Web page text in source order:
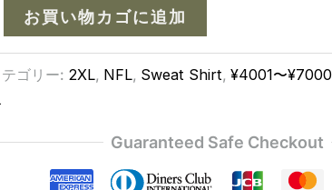
お買い物カゴに追加
テゴリー: 2XL, NFL, Sweat Shirt, ¥4001〜¥7000
Guaranteed Safe Checkout